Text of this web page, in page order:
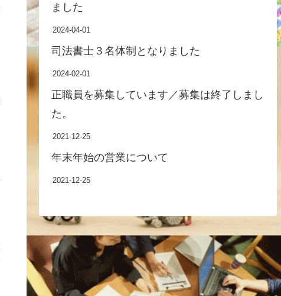
ました
2024-04-01
司法書士３名体制となりました
2024-02-01
正職員を募集しています／募集は終了しまし
た。
2021-12-25
年末年始の営業について
2021-12-25